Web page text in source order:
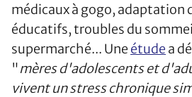
médicaux à gogo, adaptation
éducatifs, troubles du
supermarché... Une étude a
"mères d'adolescents et
vivent un stress chronique